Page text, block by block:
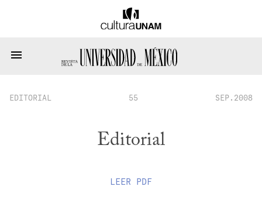
EDITORIAL 55 SEP.2008
Editorial
LEER PDF